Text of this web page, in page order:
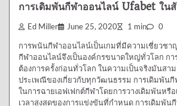
การเดิมพันกีฬาออนไลน์ Ufabet ใน
Ed Miller June 25, 2020 1 min 0
การพนันกีฬาออนไลน์เป็นเกมที่มีความเชี่ยวชา
กีฬาออนไลน์จึงเป็นองค์กรขนาดใหญ่ทั่วโลก กา
ต้องการครั้งก่อนทั่วโลก ในความเป็นจริงมันสา
ประเพณีของเกี่ยวกับทุกวัฒนธรรม การเดิมพัน
ในการฉายเอฟเฟกต์กีฬาโดยการวางเดิมพันหรื
เวลาสูงสุดของการแข่งขันที่กำหนด การเดิมพัน